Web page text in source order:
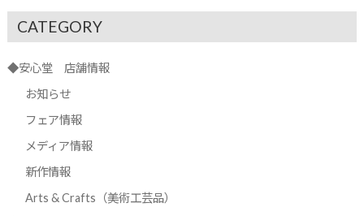
CATEGORY
◆安心堂 店舗情報
お知らせ
フェア情報
メディア情報
新作情報
Arts & Crafts（美術工芸品）